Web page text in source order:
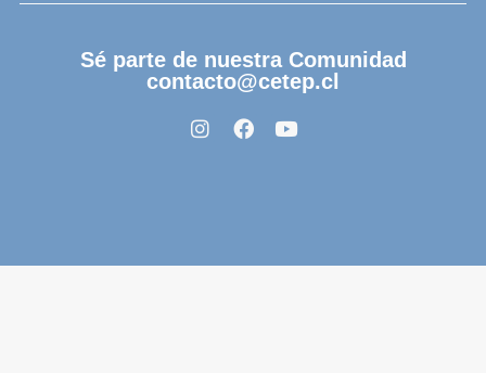
Sé parte de nuestra Comunidad
contacto@cetep.cl